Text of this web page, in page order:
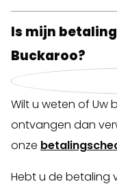
Is mijn
Buckaroo?
Wilt u weten of Uw
ontvangen dan
onze
Hebt u de betaling